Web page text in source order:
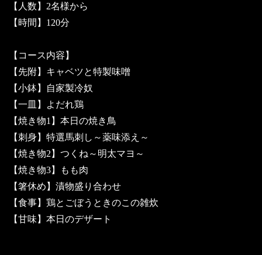
【人数】2名様から
【時間】120分
【コース内容】
【先附】キャベツと特製味噌
【小鉢】自家製冷奴
【一皿】よだれ鶏
【焼き物1】本日の焼き鳥
【刺身】特選馬刺し～薬味添え～
【焼き物2】つくね～明太マヨ～
【焼き物3】もも肉
【箸休め】漬物盛り合わせ
【食事】鶏とごぼうときのこの雑炊
【甘味】本日のデザート